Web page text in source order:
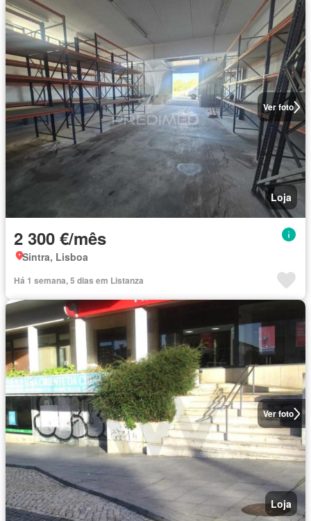
Ver foto
Loja
2 300 €/mês
Sintra, Lisboa
Há 1 semana, 5 dias em Listanza
Ver foto
Loja